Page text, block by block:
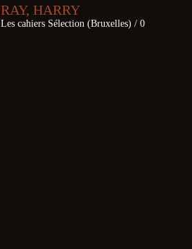
RAY, HARRY
Les cahiers Sélection (Bruxelles) / 0